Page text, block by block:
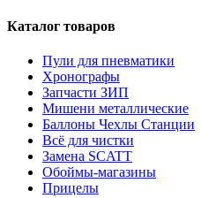
Каталог товаров
Пули для пневматики
Хронографы
Запчасти ЗИП
Мишени металлические
Баллоны Чехлы Станции
Всё для чистки
Замена SCATT
Обоймы-магазины
Прицелы